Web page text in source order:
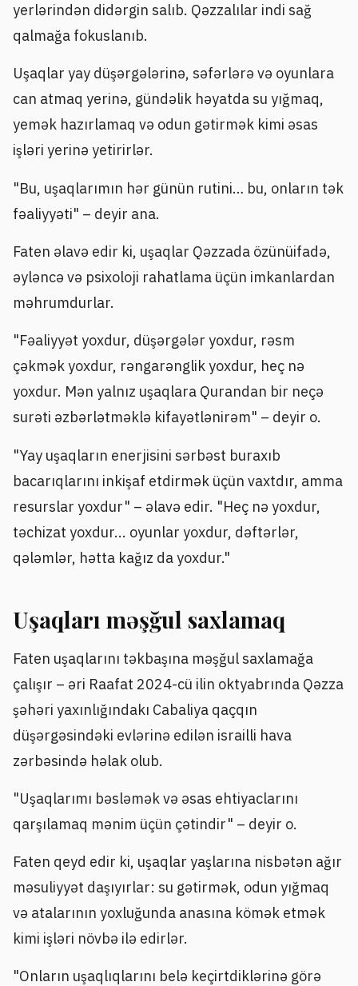
yerlərindən didərgin salıb. Qəzzalılar indi sağ
qalmağa fokuslanıb.
Uşaqlar yay düşərgələrinə, səfərlərə və oyunlara
can atmaq yerinə, gündəlik həyatda su yığmaq,
yemək hazırlamaq və odun gətirmək kimi əsas
işləri yerinə yetirirlər.
"Bu, uşaqlarımın hər günün rutini… bu, onların tək
fəaliyyəti" – deyir ana.
Faten əlavə edir ki, uşaqlar Qəzzada özünüifadə,
əyləncə və psixoloji rahatlama üçün imkanlardan
məhrumdurlar.
"Fəaliyyət yoxdur, düşərgələr yoxdur, rəsm
çəkmək yoxdur, rəngarənglik yoxdur, heç nə
yoxdur. Mən yalnız uşaqlara Qurandan bir neçə
surəti əzbərlətməklə kifayətlənirəm" – deyir o.
"Yay uşaqların enerjisini sərbəst buraxıb
bacarıqlarını inkişaf etdirmək üçün vaxtdır, amma
resurslar yoxdur" – əlavə edir. "Heç nə yoxdur,
təchizat yoxdur... oyunlar yoxdur, dəftərlər,
qələmlər, hətta kağız da yoxdur."
Uşaqları məşğul saxlamaq
Faten uşaqlarını təkbaşına məşğul saxlamağa
çalışır – əri Raafat 2024-cü ilin oktyabrında Qəzza
şəhəri yaxınlığındakı Cabaliya qaçqın
düşərgəsindəki evlərinə edilən israilli hava
zərbəsində həlak olub.
"Uşaqlarımı bəsləmək və əsas ehtiyaclarını
qarşılamaq mənim üçün çətindir" – deyir o.
Faten qeyd edir ki, uşaqlar yaşlarına nisbətən ağır
məsuliyyət daşıyırlar: su gətirmək, odun yığmaq
və atalarının yoxluğunda anasına kömək etmək
kimi işləri növbə ilə edirlər.
"Onların uşaqlıqlarını belə keçirtdiklərinə görə